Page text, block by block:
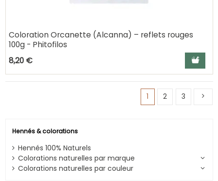
Coloration Orcanette (Alcanna) – reflets rouges
100g - Phitofilos
8,20 €
Ajouter
1 2 3
Hennés & colorations
Hennés 100% Naturels
Colorations naturelles par marque
Colorations naturelles par couleur